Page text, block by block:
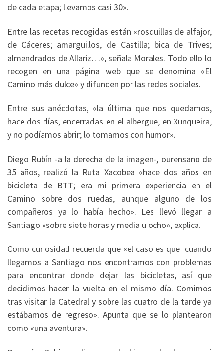
de cada etapa; llevamos casi 30».
Entre las recetas recogidas están «rosquillas de alfajor,
de Cáceres; amarguillos, de Castilla; bica de Trives;
almendrados de Allariz…», señala Morales. Todo ello lo
recogen en una página web que se denomina «El
Camino más dulce» y difunden por las redes sociales.
Entre sus anécdotas, «la última que nos quedamos,
hace dos días, encerradas en el albergue, en Xunqueira,
y no podíamos abrir; lo tomamos con humor».
Diego Rubín -a la derecha de la imagen-, ourensano de
35 años, realizó la Ruta Xacobea «hace dos años en
bicicleta de BTT; era mi primera experiencia en el
Camino sobre dos ruedas, aunque alguno de los
compañeros ya lo había hecho». Les llevó llegar a
Santiago «sobre siete horas y media u ocho», explica.
Como curiosidad recuerda que «el caso es que cuando
llegamos a Santiago nos encontramos con problemas
para encontrar donde dejar las bicicletas, así que
decidimos hacer la vuelta en el mismo día. Comimos
tras visitar la Catedral y sobre las cuatro de la tarde ya
estábamos de regreso». Apunta que se lo plantearon
como «una aventura».